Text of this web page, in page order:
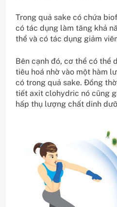
Trong quả sake có chứa
có tác dụng làm tăng khả
thể và có tác dụng giảm
Bên cạnh đó, cơ thể có thể
tiêu hoá nhờ vào một hàm
có trong quả sake. Đồng
tiết axit clohydric nó cũng
hấp thụ lượng chất dinh